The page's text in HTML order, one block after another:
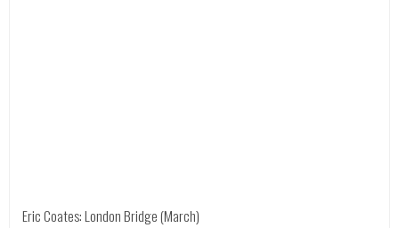
Eric Coates: London Bridge (March)